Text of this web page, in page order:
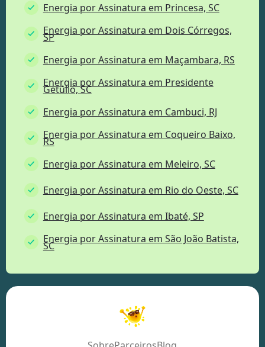
Energia por Assinatura em Princesa, SC
Energia por Assinatura em Dois Córregos,
SP
Energia por Assinatura em Maçambara, RS
Energia por Assinatura em Presidente
Getúlio, SC
Energia por Assinatura em Cambuci, RJ
Energia por Assinatura em Coqueiro Baixo,
RS
Energia por Assinatura em Meleiro, SC
Energia por Assinatura em Rio do Oeste, SC
Energia por Assinatura em Ibaté, SP
Energia por Assinatura em São João Batista,
SC